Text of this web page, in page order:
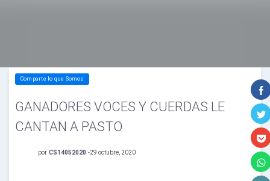
Comparte lo que Somos
GANADORES VOCES Y CUERDAS LE
CANTAN A PASTO
por CS14052020 -29 octubre, 2020